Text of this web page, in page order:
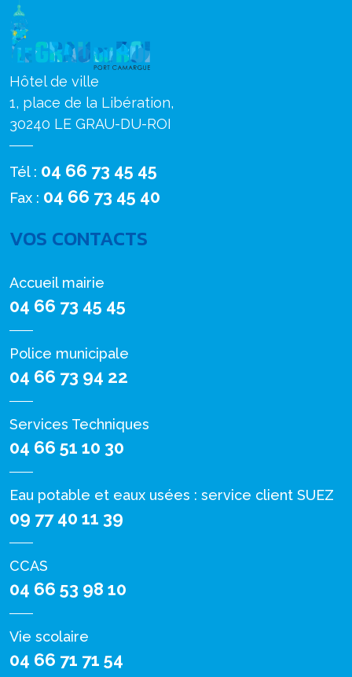
Hôtel de ville
1, place de la Libération,
30240 LE GRAU-DU-ROI
Tél : 04 66 73 45 45
Fax : 04 66 73 45 40
VOS CONTACTS
Accueil mairie
04 66 73 45 45
Police municipale
04 66 73 94 22
Services Techniques
04 66 51 10 30
Eau potable et eaux usées : service client SUEZ
09 77 40 11 39
CCAS
04 66 53 98 10
Vie scolaire
04 66 71 71 54